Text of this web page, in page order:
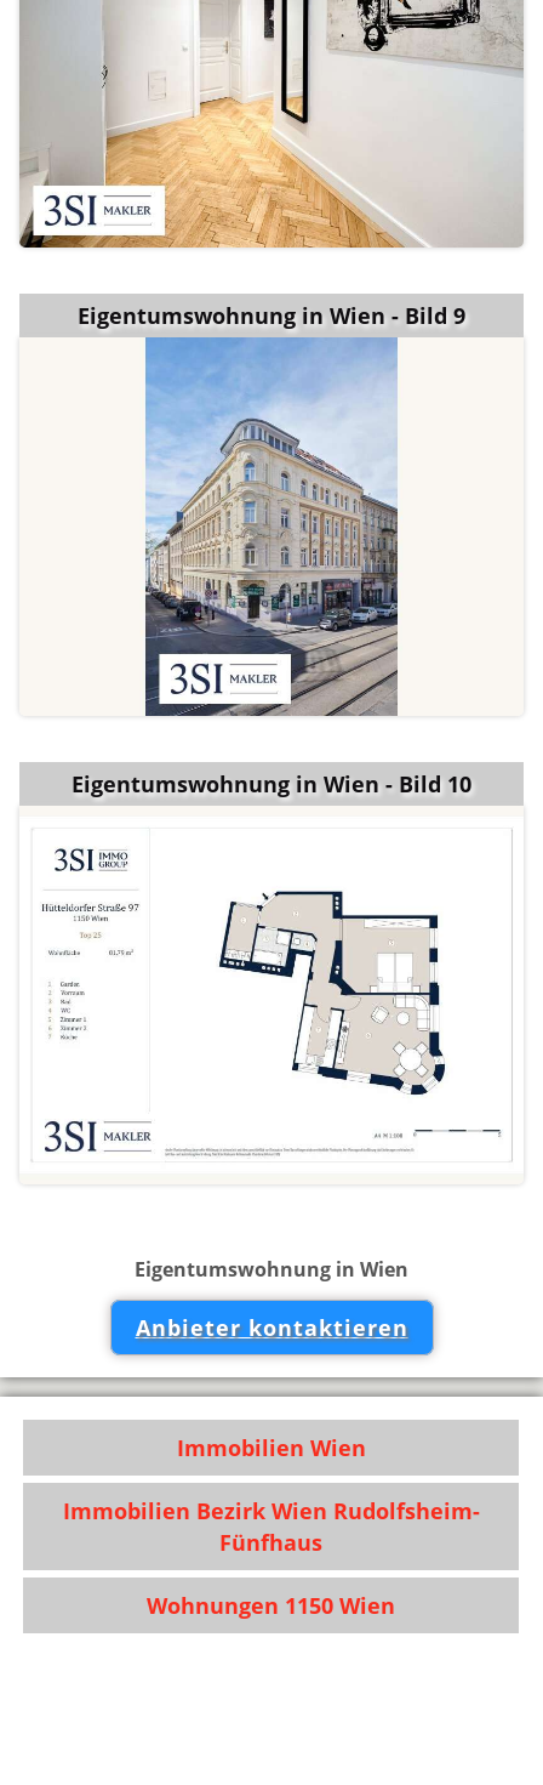
Eigentumswohnung in Wien - Bild 9
Eigentumswohnung in Wien - Bild 10
Eigentumswohnung in Wien
Anbieter kontaktieren
Immobilien Wien
Immobilien Bezirk Wien Rudolfsheim-
Fünfhaus
Wohnungen 1150 Wien